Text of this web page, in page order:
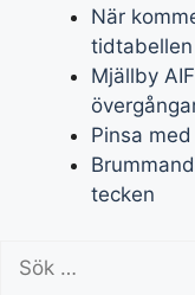
När
Mjällby
Pinsa
tecken
efter: